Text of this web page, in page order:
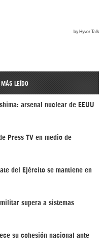
MÁS LEÍDO
arsenal nuclear de EEUU
Press TV en medio de
del Ejército se mantiene en
supera a sistemas
su cohesión nacional ante